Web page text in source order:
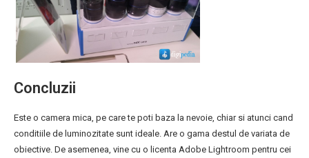
Concluzii
Este o camera mica, pe care te poti baza la nevoie, chiar si atunci cand
conditiile de luminozitate sunt ideale. Are o gama destul de variata de
obiective. De asemenea, vine cu o licenta Adobe Lightroom pentru cei